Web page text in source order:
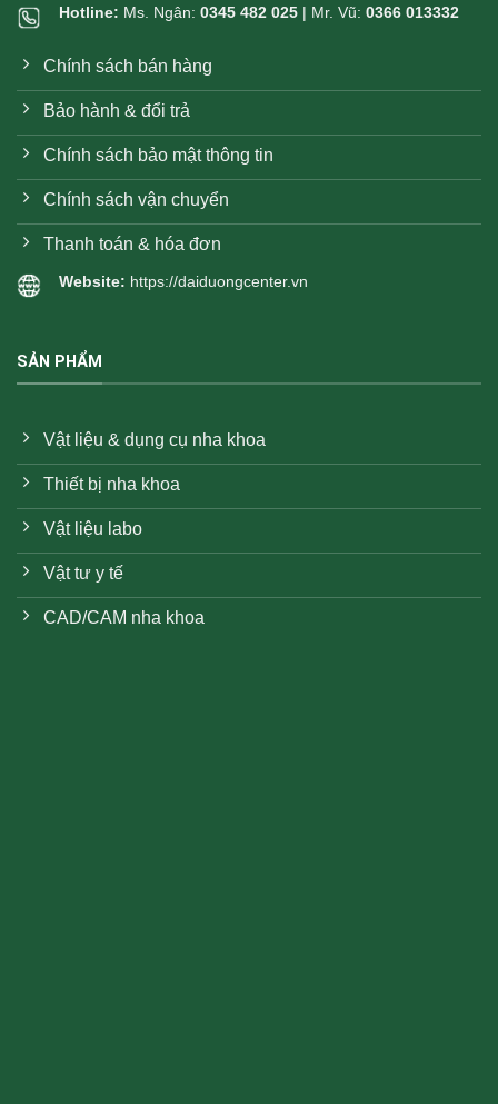
Hotline: Ms. Ngân: 0345 482 025 | Mr. Vũ: 0366 013332
Chính sách bán hàng
Bảo hành & đổi trả
Chính sách bảo mật thông tin
Chính sách vận chuyển
Thanh toán & hóa đơn
Website: https://daiduongcenter.vn
SẢN PHẨM
Vật liệu & dụng cụ nha khoa
Thiết bị nha khoa
Vật liệu labo
Vật tư y tế
CAD/CAM nha khoa